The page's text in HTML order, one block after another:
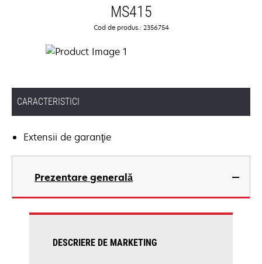
MS415
Cod de produs.: 2356754
CARACTERISTICI
Extensii de garanţie
Prezentare generală
DESCRIERE DE MARKETING